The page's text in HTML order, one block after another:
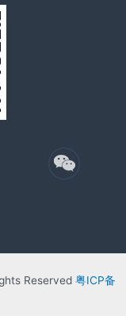
Reserved 粤ICP备